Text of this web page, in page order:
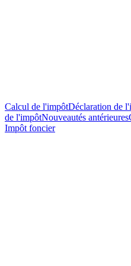
Calcul de l'impôtDéclaration de
de l'impôtNouveautés antérieures
Impôt foncier